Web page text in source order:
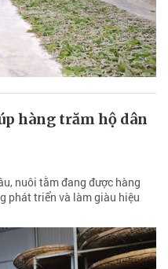
hàng trăm hộ dân
nuôi tằm đang được hàng
phát triển và làm giàu hiệu